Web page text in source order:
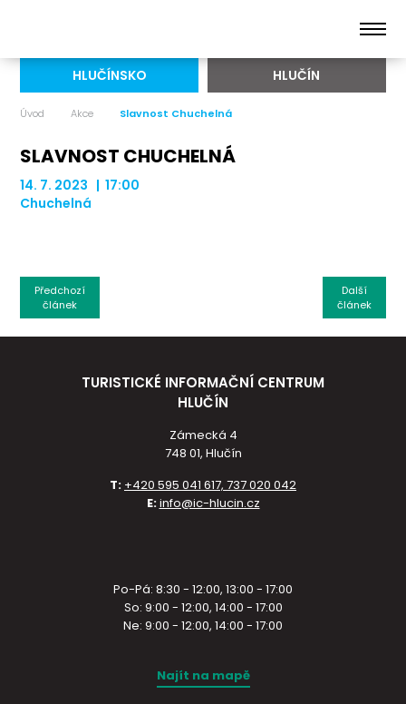
HLUČÍNSKO HLUČÍN
Úvod Akce Slavnost Chuchelná
SLAVNOST CHUCHELNÁ
14. 7. 2023 | 17:00
Chuchelná
Další
článek
Předchozí
článek
TURISTICKÉ INFORMAČNÍ CENTRUM
HLUČÍN
Zámecká 4
748 01, Hlučín
T: +420 595 041 617, 737 020 042
E:info@ic-hlucin.cz
Po-Pá: 8:30 - 12:00, 13:00 - 17:00
So: 9:00 - 12:00, 14:00 - 17:00
Ne: 9:00 - 12:00, 14:00 - 17:00
Najít na mapě